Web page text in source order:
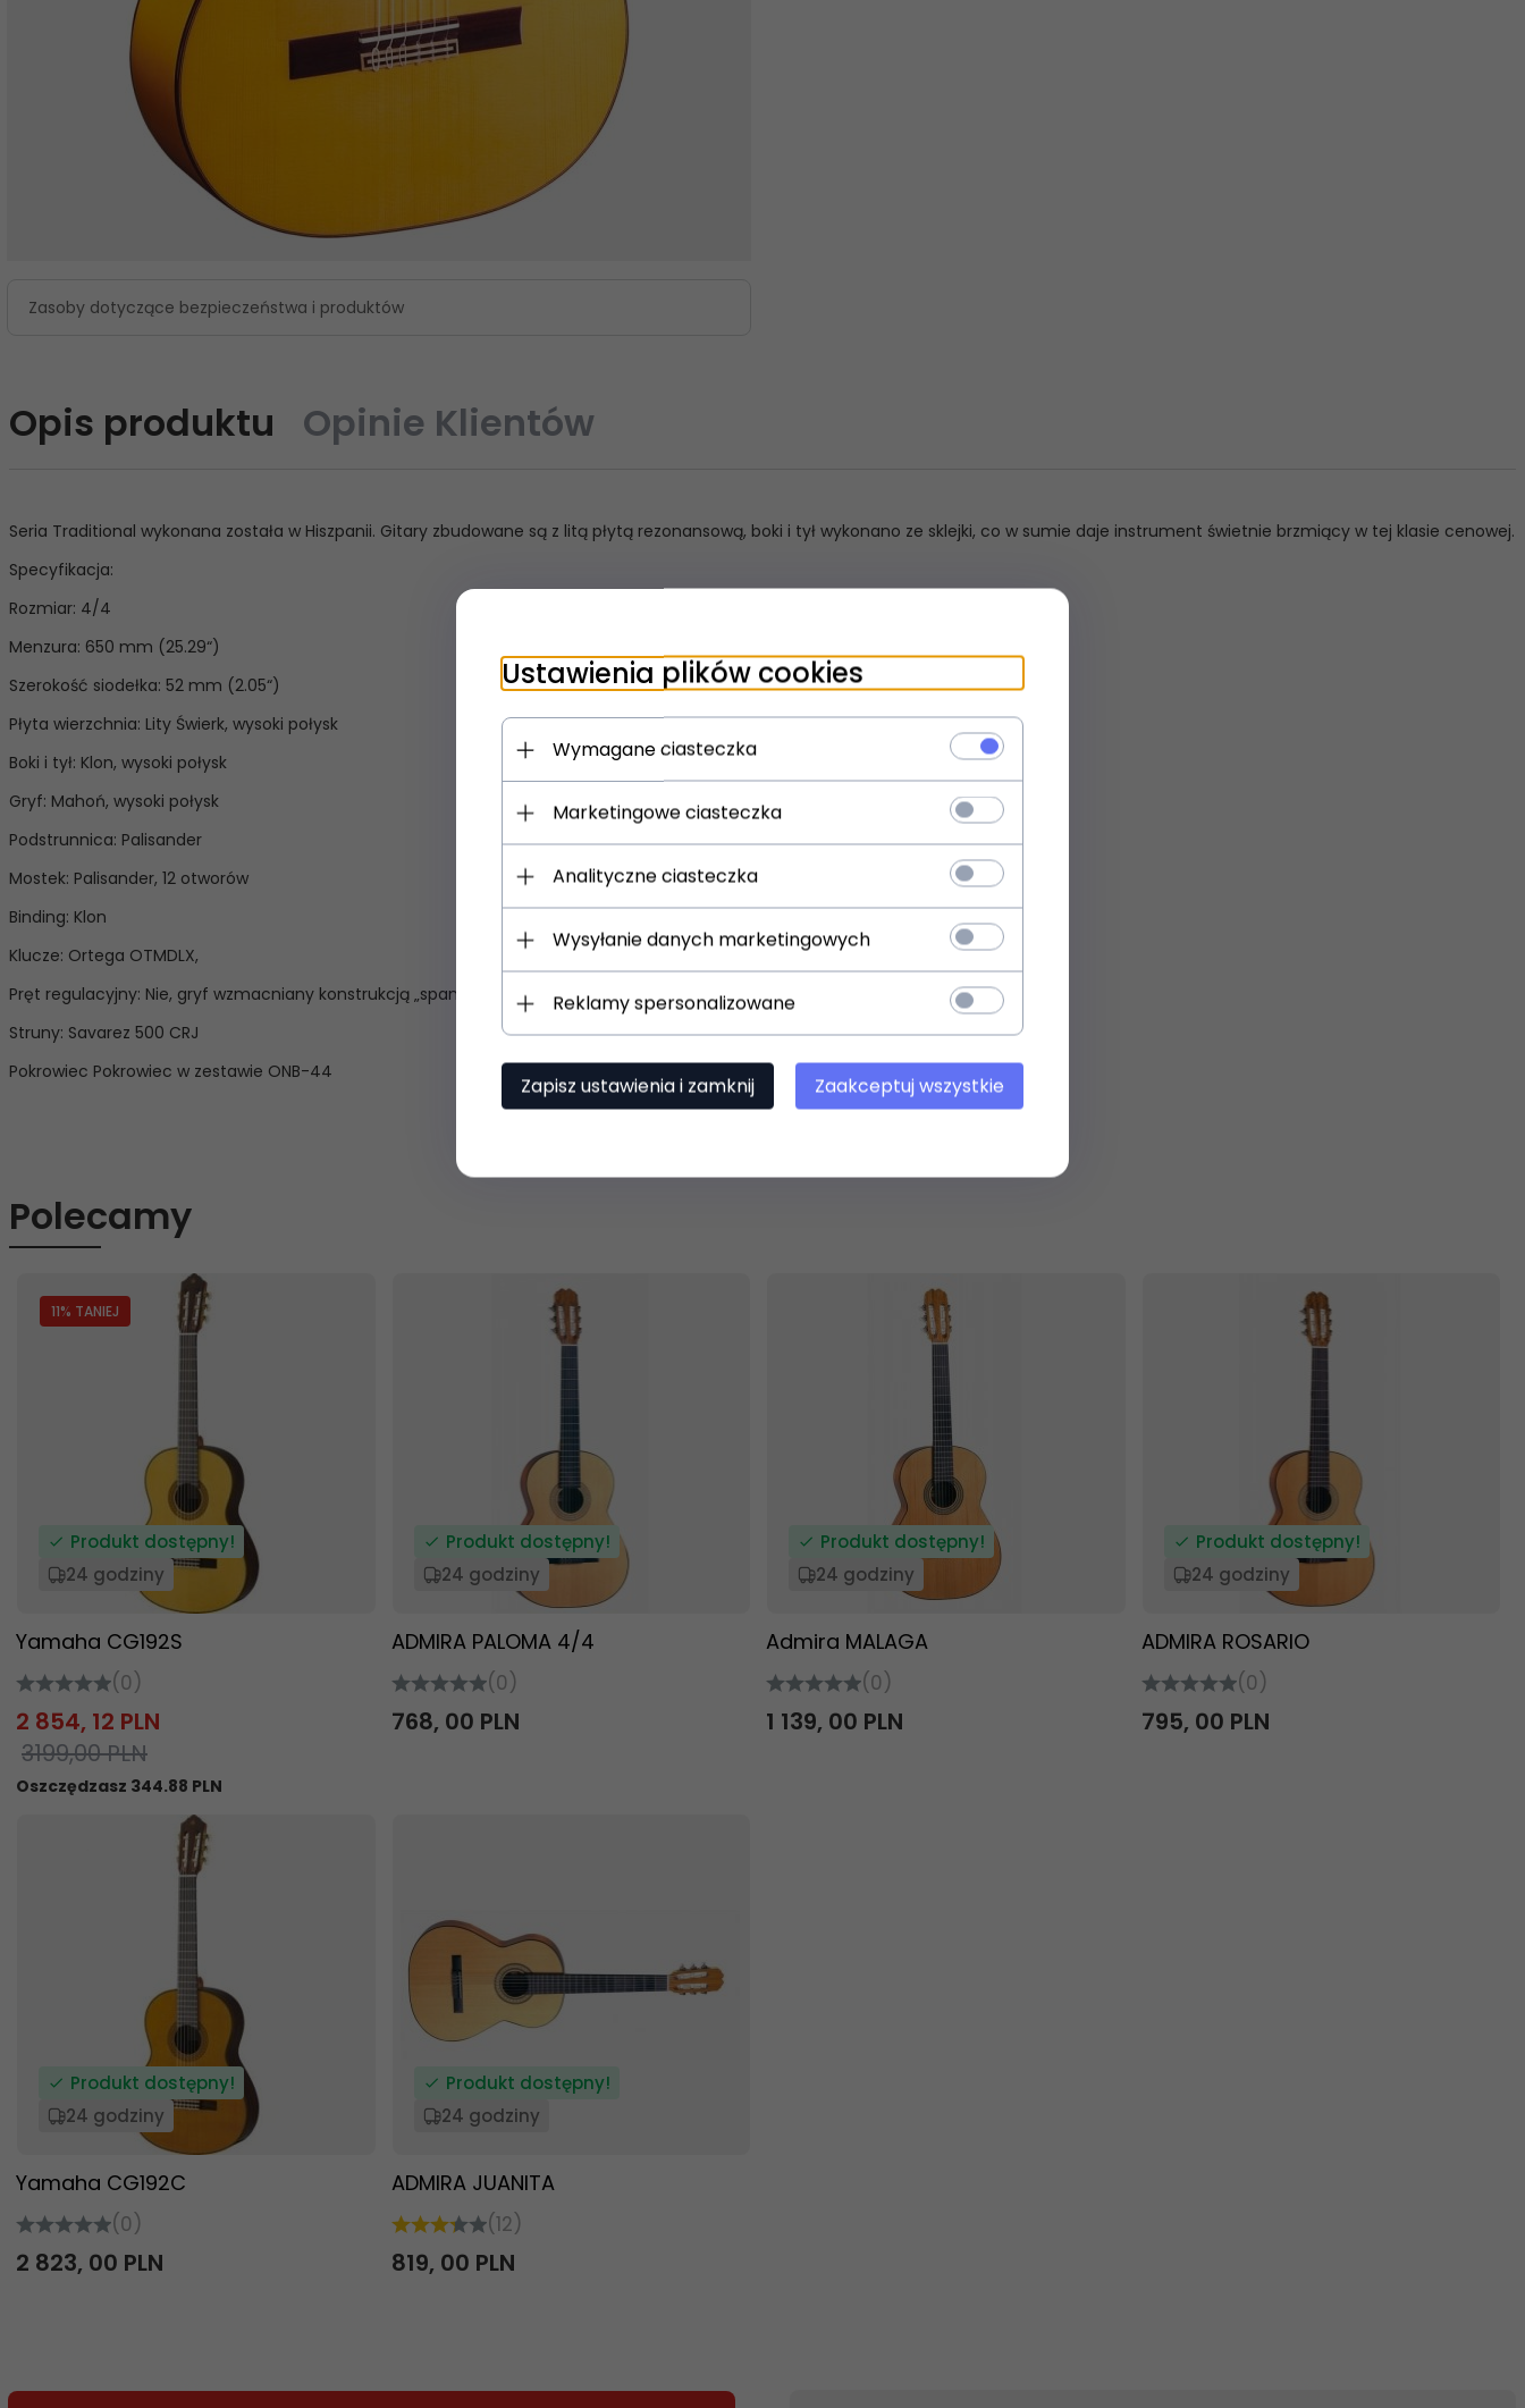
Zasoby dotyczące bezpieczeństwa i produktów
Opis produktu Opinie Klientów
Seria Traditional wykonana została w Hiszpanii. Gitary zbudowane są z litą płytą rezonansową, boki i tył wykonano ze sklejki, co w sumie daje instrument świetnie brzmiący w tej klasie cenowej.
Specyfikacja:
Rozmiar: 4/4
Menzura: 650 mm (25.29“)
Szerokość siodełka: 52 mm (2.05“)
Płyta wierzchnia: Lity Świerk, wysoki połysk
Boki i tył: Klon, wysoki połysk
Gryf: Mahoń, wysoki połysk
Podstrunnica: Palisander
Mostek: Palisander, 12 otworów
Binding: Klon
Klucze: Ortega OTMDLX,
Pręt regulacyjny: Nie, gryf wzmacniany konstrukcją „spanish heel”
Struny: Savarez 500 CRJ
Pokrowiec Pokrowiec w zestawie ONB-44
Polecamy
11% TANIEJ
Produkt dostępny!
24 godziny
Yamaha CG192S
(0)
2 854, 12 PLN
3199,00 PLN
Oszczędzasz 344.88 PLN
Produkt dostępny!
24 godziny
ADMIRA PALOMA 4/4
(0)
768, 00 PLN
Produkt dostępny!
24 godziny
Admira MALAGA
(0)
1 139, 00 PLN
Produkt dostępny!
24 godziny
ADMIRA ROSARIO
(0)
795, 00 PLN
Produkt dostępny!
24 godziny
Yamaha CG192C
(0)
2 823, 00 PLN
Produkt dostępny!
24 godziny
ADMIRA JUANITA
(12)
819, 00 PLN
Ustawienia plików cookies
Wymagane ciasteczka
Marketingowe ciasteczka
Analityczne ciasteczka
Wysyłanie danych marketingowych
Reklamy spersonalizowane
Zapisz ustawienia i zamknij Zaakceptuj wszystkie